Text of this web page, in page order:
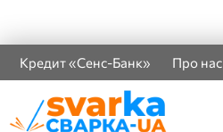
Кредит «Сенс-Банк» Про нас